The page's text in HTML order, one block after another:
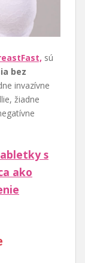
sú
bez
invazívne
žiadne
s
ako